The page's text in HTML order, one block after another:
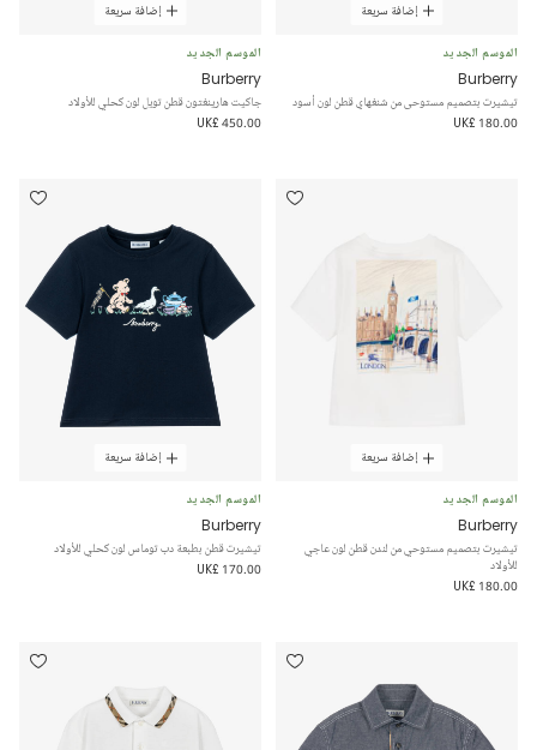
إضافة سريعة
الموسم الجديد
Burberry
تيشيرت بتصميم مستوحى من شنغهاي قطن لون أسود
UK£ 180.00
إضافة سريعة
الموسم الجديد
Burberry
جاكيت هارينغتون قطن تويل لون كحلي للأولاد
UK£ 450.00
إضافة سريعة
الموسم الجديد
Burberry
تيشيرت بتصميم مستوحي من لندن قطن لون عاجي
للأولاد
UK£ 180.00
إضافة سريعة
الموسم الجديد
Burberry
تيشيرت قطن بطبعة دب توماس لون كحلي للأولاد
UK£ 170.00